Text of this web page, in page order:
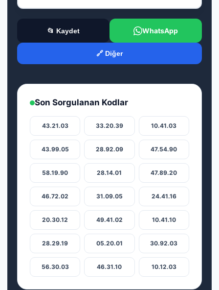
📂 Kaydet WhatsApp
🔗 Diğer
Son Sorgulanan Kodlar
43.21.03 33.20.39 10.41.03
43.99.05 28.92.09 47.54.90
58.19.90 28.14.01 47.89.20
46.72.02 31.09.05 24.41.16
20.30.12 49.41.02 10.41.10
28.29.19 05.20.01 30.92.03
56.30.03 46.31.10 10.12.03